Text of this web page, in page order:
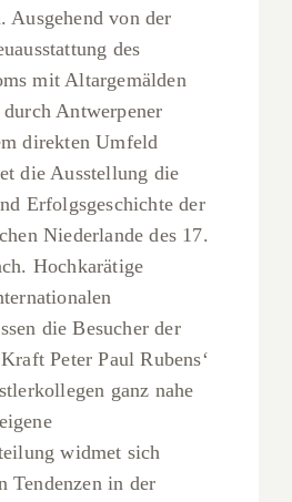
Ausgehend von der
des
mit Altargemälden
Antwerpener
direkten Umfeld
die Ausstellung die
Erfolgsgeschichte der
Niederlande des 17.
Hochkarätige
die Besucher der
Peter Paul Rubens‘
ganz nahe
widmet sich
Tendenzen in der